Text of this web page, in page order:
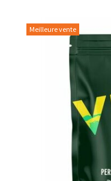
L’ÉQUILIBRE
Un café riche avec
moment de pure
prochain défi.
Une énergie
qui vous
après l’entraînement.
Meilleure vente